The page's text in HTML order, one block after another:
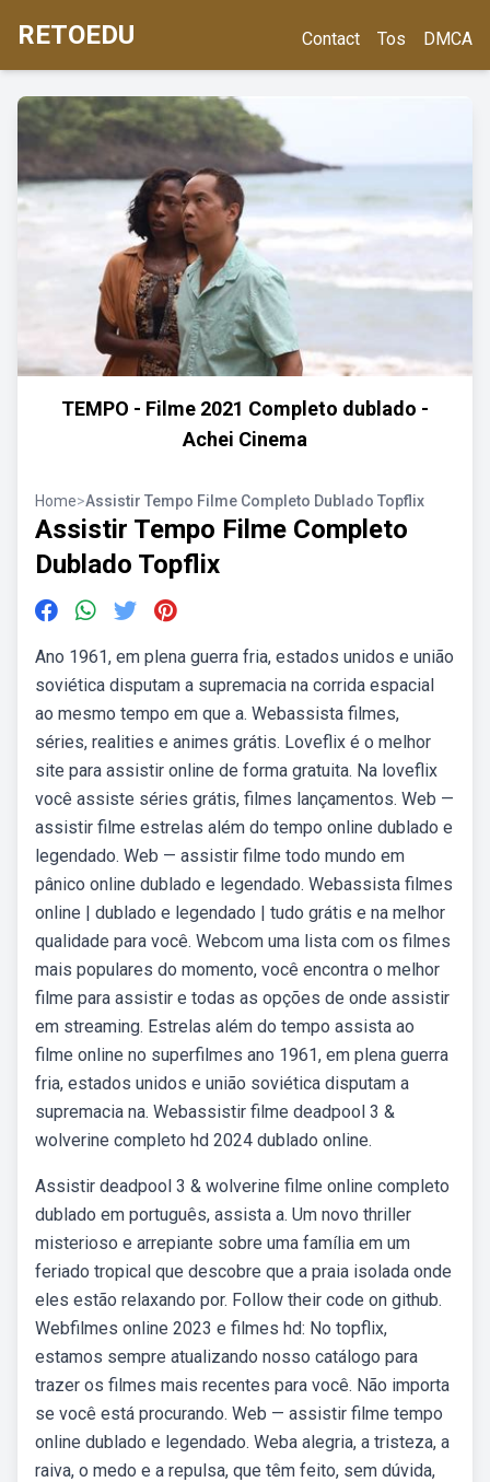
RETOEDU Contact Tos DMCA
TEMPO - Filme 2021 Completo dublado -
Achei Cinema
Home>Assistir Tempo Filme Completo Dublado Topflix
Assistir Tempo Filme Completo
Dublado Topflix
Ano 1961, em plena guerra fria, estados unidos e união
soviética disputam a supremacia na corrida espacial
ao mesmo tempo em que a. Webassista filmes,
séries, realities e animes grátis. Loveflix é o melhor
site para assistir online de forma gratuita. Na loveflix
você assiste séries grátis, filmes lançamentos. Web —
assistir filme estrelas além do tempo online dublado e
legendado. Web — assistir filme todo mundo em
pânico online dublado e legendado. Webassista filmes
online | dublado e legendado | tudo grátis e na melhor
qualidade para você. Webcom uma lista com os filmes
mais populares do momento, você encontra o melhor
filme para assistir e todas as opções de onde assistir
em streaming. Estrelas além do tempo assista ao
filme online no superfilmes ano 1961, em plena guerra
fria, estados unidos e união soviética disputam a
supremacia na. Webassistir filme deadpool 3 &
wolverine completo hd 2024 dublado online.
Assistir deadpool 3 & wolverine filme online completo
dublado em português, assista a. Um novo thriller
misterioso e arrepiante sobre uma família em um
feriado tropical que descobre que a praia isolada onde
eles estão relaxando por. Follow their code on github.
Webfilmes online 2023 e filmes hd: No topflix,
estamos sempre atualizando nosso catálogo para
trazer os filmes mais recentes para você. Não importa
se você está procurando. Web — assistir filme tempo
online dublado e legendado. Weba alegria, a tristeza, a
raiva, o medo e a repulsa, que têm feito, sem dúvida,